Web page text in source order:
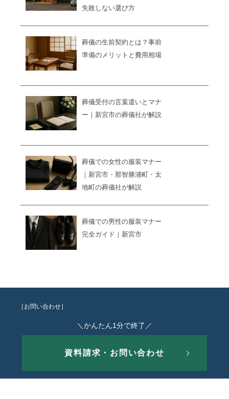
失敗しない選び方
葬儀の生前契約とは？事前
準備のメリットと費用相場
葬儀受付の言葉遣いとマナ
ー｜新宮市の葬儀社が解説
葬儀での女性の服装マナー
｜新宮市・那智勝浦町・太
地町の葬儀社が解説
葬儀での男性の服装マナー
完全ガイド｜新宮市
［お問い合わせ］
＼かんたん1分で終了／
資料請求・お問い合わせ